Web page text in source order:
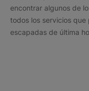
encontrar algunos de
todos los servicios
escapadas de última